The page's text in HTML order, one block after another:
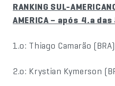
RANKING SUL-
AMERICA – após 4.a
1.o: Thiago Camarão
2.o: Krystian Kymerson